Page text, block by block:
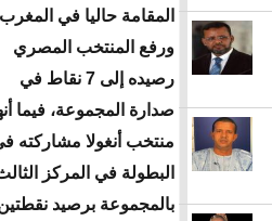
المقامة حاليا في
ورفع المنتخب المصري
رصيده إلى 7 نقاط في
صدارة المجموعة، فيما
منتخب أنغولا مشاركته
البطولة في المركز
بالمجموعة برصيد